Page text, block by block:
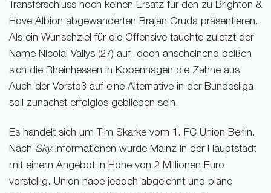
Transferschluss noch keinen Ersatz für den zu Brighton &
Hove Albion abgewanderten Brajan Gruda präsentieren.
Als ein Wunschziel für die Offensive tauchte zuletzt der
Name Nicolai Vallys (27) auf, doch anscheinend beißen
sich die Rheinhessen in Kopenhagen die Zähne aus.
Auch der Vorstoß auf eine Alternative in der Bundesliga
soll zunächst erfolglos geblieben sein.
Es handelt sich um Tim Skarke vom 1. FC Union Berlin.
Nach Sky-Informationen wurde Mainz in der Hauptstadt
mit einem Angebot in Höhe von 2 Millionen Euro
vorstellig. Union habe jedoch abgelehnt und plane